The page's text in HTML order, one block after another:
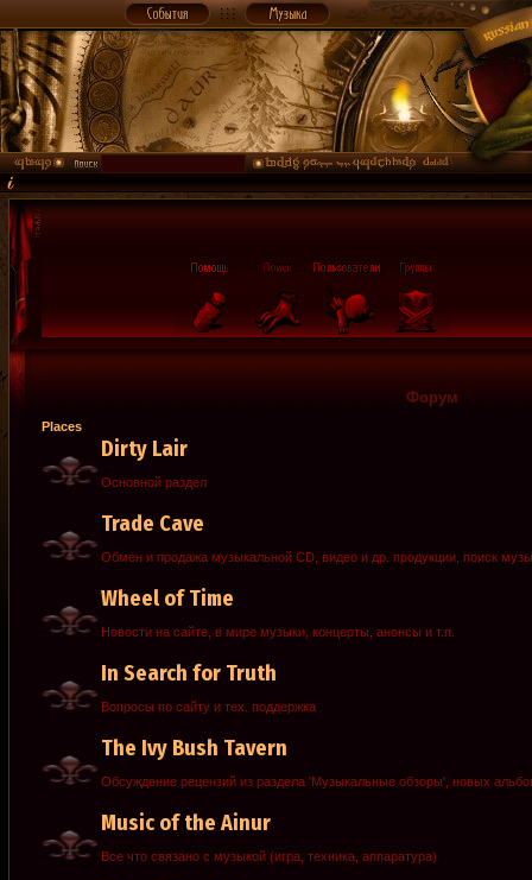
Форум
Places
Dirty Lair
Основной раздел
Trade Cave
Обмен и продажа музыкальной CD, видео и др. продукции, поиск
Wheel of Time
Новости на сайте, в мире музыки, концерты, анонсы и т.п.
In Search for Truth
Вопросы по сайту и тех. поддержка
The Ivy Bush Tavern
Обсуждение рецензий из раздела 'Музыкальные обзоры', новых
Music of the Ainur
Все что связано с музыкой (игра, техника, аппаратура)